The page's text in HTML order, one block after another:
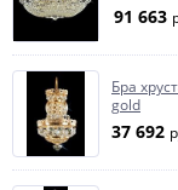
91 663
Бра
gold
37 692